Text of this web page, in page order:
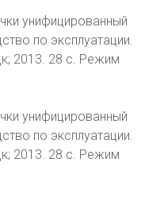
унифицированный
по эксплуатации.
2013. 28 с. Режим
унифицированный
по эксплуатации.
2013. 28 с. Режим